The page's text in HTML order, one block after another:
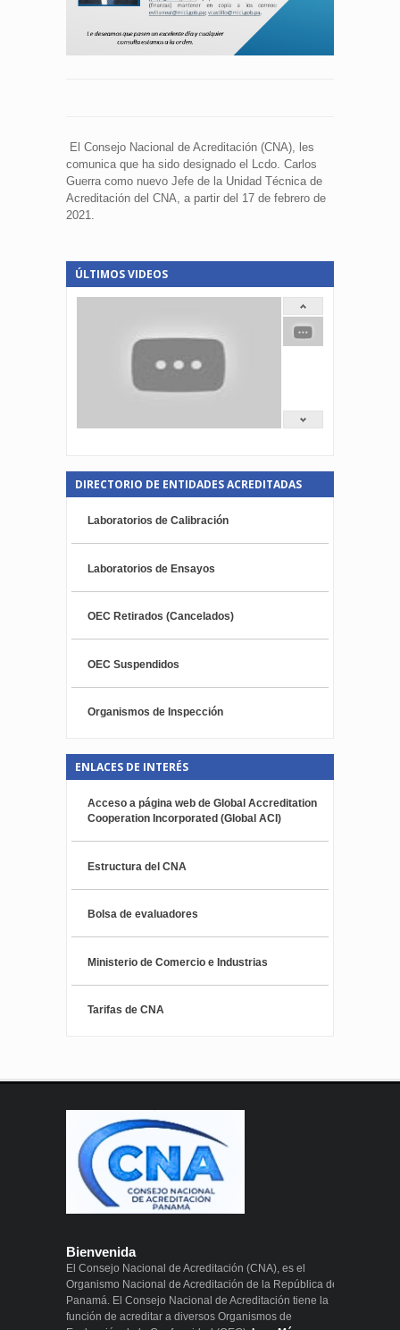
El Consejo Nacional de Acreditación (CNA), les
comunica que ha sido designado el Lcdo. Carlos
Guerra como nuevo Jefe de la Unidad Técnica de
Acreditación del CNA, a partir del 17 de febrero de
2021.
ÚLTIMOS VIDEOS
DIRECTORIO DE ENTIDADES ACREDITADAS
Laboratorios de Calibración
Laboratorios de Ensayos
OEC Retirados (Cancelados)
OEC Suspendidos
Organismos de Inspección
ENLACES DE INTERÉS
Acceso a página web de Global Accreditation
Cooperation Incorporated (Global ACI)
Estructura del CNA
Bolsa de evaluadores
Ministerio de Comercio e Industrias
Tarifas de CNA
Bienvenida
El Consejo Nacional de Acreditación (CNA), es el
Organismo Nacional de Acreditación de la República de
Panamá. El Consejo Nacional de Acreditación tiene la
función de acreditar a diversos Organismos de